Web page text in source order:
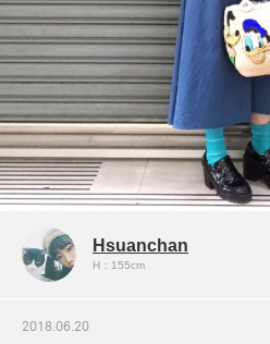
Hsuanchan
H：155cm
2018.06.20